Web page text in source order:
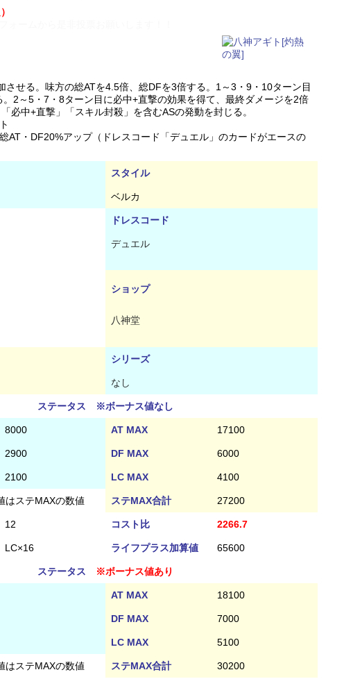
せる。味方の総ATを4.5倍、総DFを3倍する。1～3・9・10ターン目
2～5・7・8ターン目に必中+直撃の効果を得て、最終ダメージを2倍
必中+直撃」「スキル封殺」を含むASの発動を封じる。
・DF20%アップ（ドレスコード「デュエル」のカードがエースの
スタイル
ベルカ
ドレスコード
デュエル
ショップ
八神堂
シリーズ
なし
ステータス ※ボーナス値なし
8000 AT MAX 17100
2900 DF MAX 6000
2100 LC MAX 4100
はステMAXの数値 ステMAX合計 27200
12 コスト比 2266.7
LC×16 ライフプラス加算値 65600
ステータス ※ボーナス値あり
AT MAX 18100
DF MAX 7000
LC MAX 5100
はステMAXの数値 ステMAX合計 30200